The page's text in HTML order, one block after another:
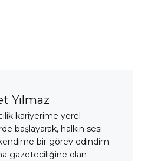
Yılmaz
kariyerime yerel
başlayarak, halkın sesi
bir görev edindim.
gazeteciliğine olan